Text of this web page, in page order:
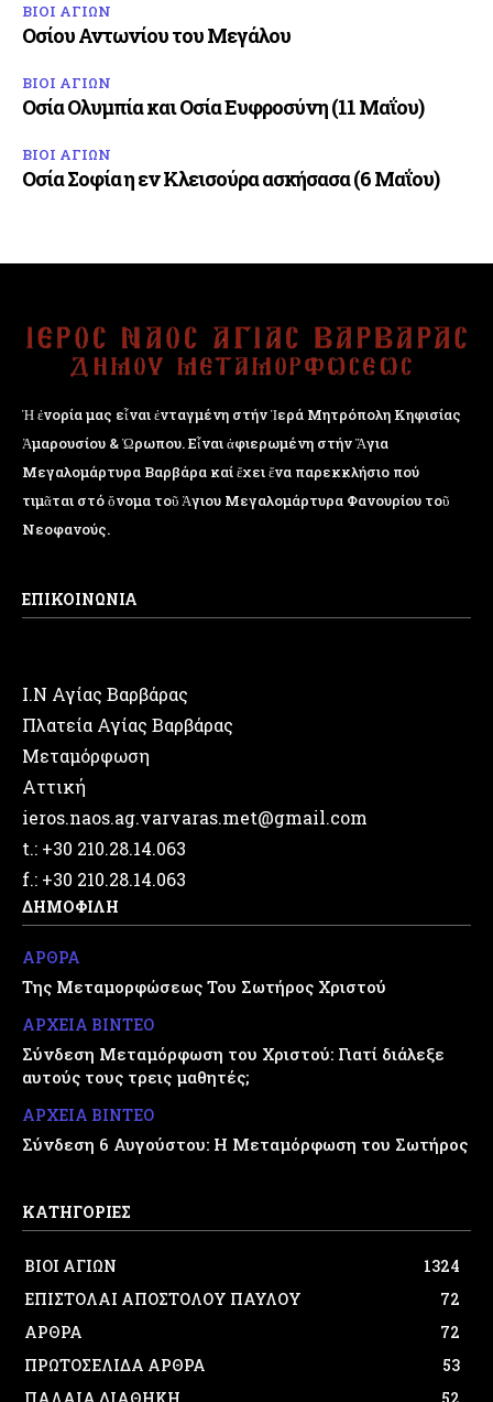
ΒΙΟΙ ΑΓΙΩΝ
Οσίου Αντωνίου του Μεγάλου
ΒΙΟΙ ΑΓΙΩΝ
Οσία Ολυμπία και Οσία Ευφροσύνη (11 Μαΐου)
ΒΙΟΙ ΑΓΙΩΝ
Οσία Σοφία η εν Κλεισούρα ασκήσασα (6 Μαΐου)
Ἡ ἐνορία μας εἶναι ἐνταγμένη στήν Ἱερά Μητρόπολη Κηφισίας
Ἁμαρουσίου & Ὠρωπου. Εἶναι ἀφιερωμένη στήν Ἅγια
Μεγαλομάρτυρα Βαρβάρα καί ἔχει ἕνα παρεκκλήσιο πού
τιμᾶται στό ὄνομα τοῦ Ἁγιου Μεγαλομάρτυρα Φανουρίου τοῦ
Νεοφανούς.
ΕΠΙΚΟΙΝΩΝΙΑ
Ι.Ν Αγίας Βαρβάρας
Πλατεία Αγίας Βαρβάρας
Μεταμόρφωση
Αττική
ieros.naos.ag.varvaras.met@gmail.com
t.: +30 210.28.14.063
f.: +30 210.28.14.063
ΔΗΜΟΦΙΛΗ
ΑΡΘΡΑ
Της Μεταμορφώσεως Του Σωτήρος Χριστού
ΑΡΧΕΙΑ ΒΙΝΤΕΟ
Σύνδεση Μεταμόρφωση του Χριστού: Γιατί διάλεξε
αυτούς τους τρεις μαθητές;
ΑΡΧΕΙΑ ΒΙΝΤΕΟ
Σύνδεση 6 Αυγούστου: Η Μεταμόρφωση του Σωτήρος
ΚΑΤΗΓΟΡΙΕΣ
ΒΙΟΙ ΑΓΙΩΝ
1324
ΕΠΙΣΤΟΛΑΙ ΑΠΟΣΤΟΛΟΥ ΠΑΥΛΟΥ
72
ΑΡΘΡΑ
72
ΠΡΩΤΟΣΕΛΙΔΑ ΑΡΘΡΑ
53